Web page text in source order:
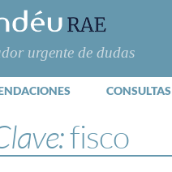
CONSULTAS
fisco